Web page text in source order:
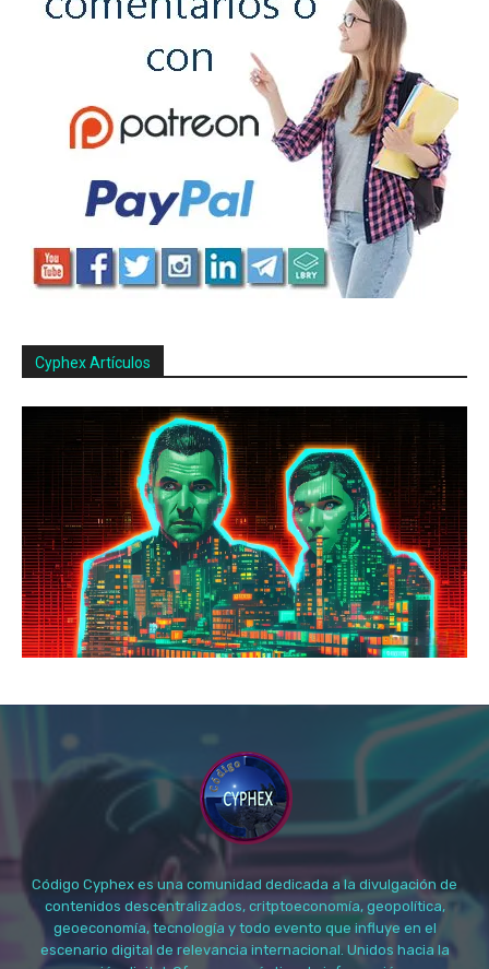
Cyphex Artículos
Código Cyphex es una comunidad dedicada a la divulgación de
contenidos descentralizados, critptoeconomía, geopolítica,
geoeconomía, tecnología y todo evento que influye en el
escenario digital de relevancia internacional. Unidos hacia la